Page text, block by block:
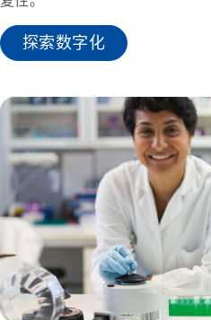
探索数字化